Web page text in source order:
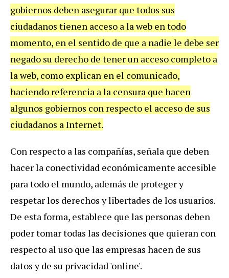
gobiernos deben asegurar que todos sus
ciudadanos tienen acceso a la web en todo
momento, en el sentido de que a nadie le debe ser
negado su derecho de tener un acceso completo a
la web, como explican en el comunicado,
haciendo referencia a la censura que hacen
algunos gobiernos con respecto el acceso de sus
ciudadanos a Internet.
Con respecto a las compañías, señala que deben
hacer la conectividad económicamente accesible
para todo el mundo, además de proteger y
respetar los derechos y libertades de los usuarios.
De esta forma, establece que las personas deben
poder tomar todas las decisiones que quieran con
respecto al uso que las empresas hacen de sus
datos y de su privacidad 'online'.